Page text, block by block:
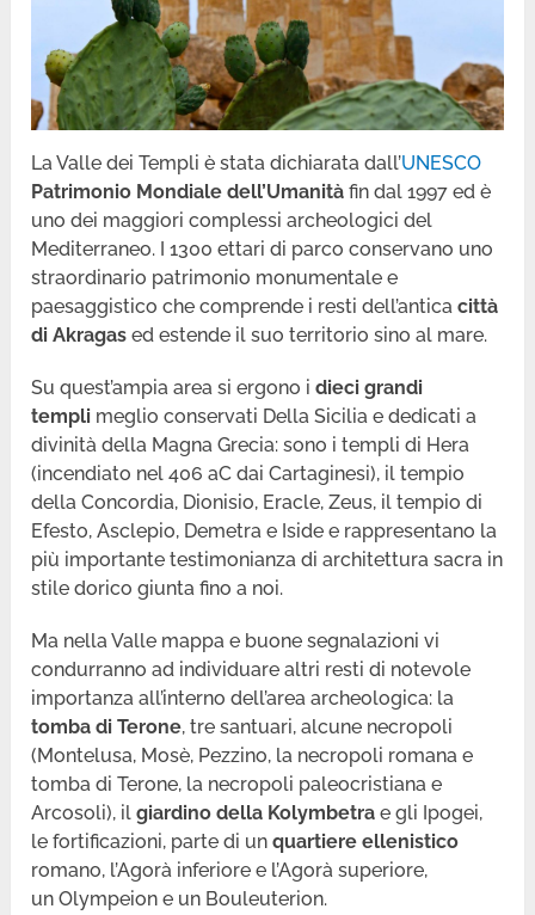
La Valle dei Templi è stata dichiarata dall’UNESCO
Patrimonio Mondiale dell’Umanità fin dal 1997 ed è
uno dei maggiori complessi archeologici del
Mediterraneo. I 1300 ettari di parco conservano uno
straordinario patrimonio monumentale e
paesaggistico che comprende i resti dell’anticacittà
di Akragas ed estende il suo territorio sino al mare.
Su quest’ampia area si ergono idieci grandi
templi meglio conservati Della Sicilia e dedicati a
divinità della Magna Grecia: sono i templi di Hera
(incendiato nel 406 aC dai Cartaginesi), il tempio
della Concordia, Dionisio, Eracle, Zeus, il tempio di
Efesto, Asclepio, Demetra e Iside e rappresentano la
più importante testimonianza di architettura sacra in
stile dorico giunta fino a noi.
Ma nella Valle mappa e buone segnalazioni vi
condurranno ad individuare altri resti di notevole
importanza all’interno dell’area archeologica: la
tomba di Terone, tre santuari, alcune necropoli
(Montelusa, Mosè, Pezzino, la necropoli romana e
tomba di Terone, la necropoli paleocristiana e
Arcosoli), ilgiardino della Kolymbetra e gli Ipogei,
le fortificazioni, parte di unquartiere ellenistico
romano, l’Agorà inferiore e l’Agorà superiore,
un Olympeion e un Bouleuterion.